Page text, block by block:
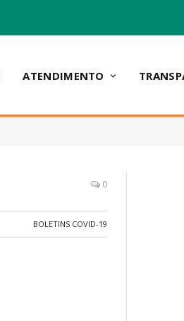
ATENDIMENTO
0
BOLETINS COVID-19